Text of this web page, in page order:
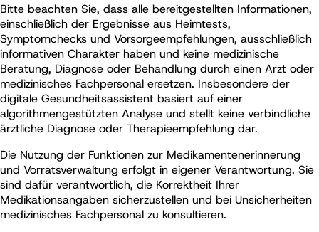
Bitte beachten Sie, dass alle bereitgestellten Informationen,
einschließlich der Ergebnisse aus Heimtests,
Symptomchecks und Vorsorgeempfehlungen, ausschließlich
informativen Charakter haben und keine medizinische
Beratung, Diagnose oder Behandlung durch einen Arzt oder
medizinisches Fachpersonal ersetzen. Insbesondere der
digitale Gesundheitsassistent basiert auf einer
algorithmengestützten Analyse und stellt keine verbindliche
ärztliche Diagnose oder Therapieempfehlung dar.
Die Nutzung der Funktionen zur Medikamentenerinnerung
und Vorratsverwaltung erfolgt in eigener Verantwortung. Sie
sind dafür verantwortlich, die Korrektheit Ihrer
Medikationsangaben sicherzustellen und bei Unsicherheiten
medizinisches Fachpersonal zu konsultieren.